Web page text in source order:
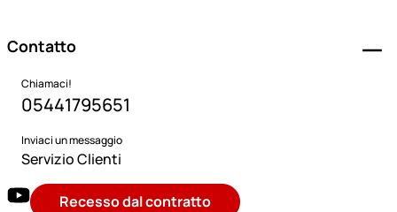
Contatto
Chiamaci!
05441795651
Inviaci un messaggio
Servizio Clienti
Recesso dal contratto